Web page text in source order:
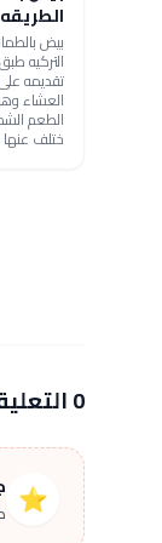
بيض
التركيه
تقديمه
العشاء
الطعم
ختلف
0 التعليقات
⭐